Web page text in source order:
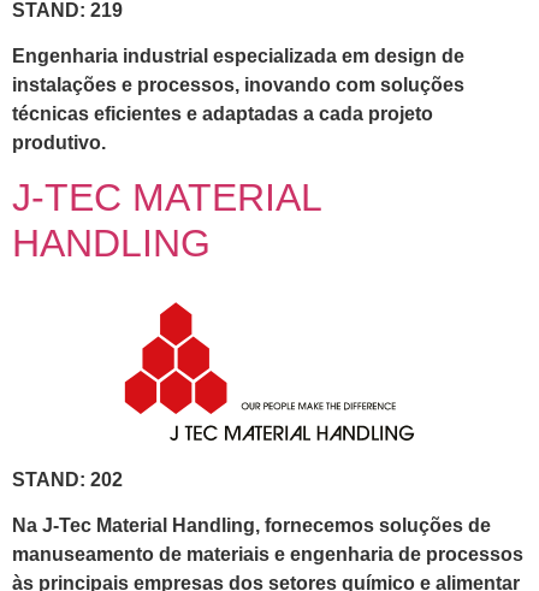
STAND: 219
Engenharia industrial especializada em design de
instalações e processos, inovando com soluções
técnicas eficientes e adaptadas a cada projeto
produtivo.
J-TEC MATERIAL
HANDLING
STAND: 202
Na J-Tec Material Handling, fornecemos soluções de
manuseamento de materiais e engenharia de processos
às principais empresas dos setores químico e alimentar